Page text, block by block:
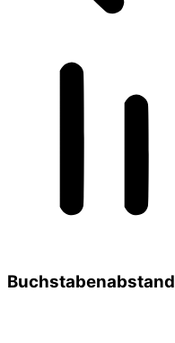
Buchstabenabstand